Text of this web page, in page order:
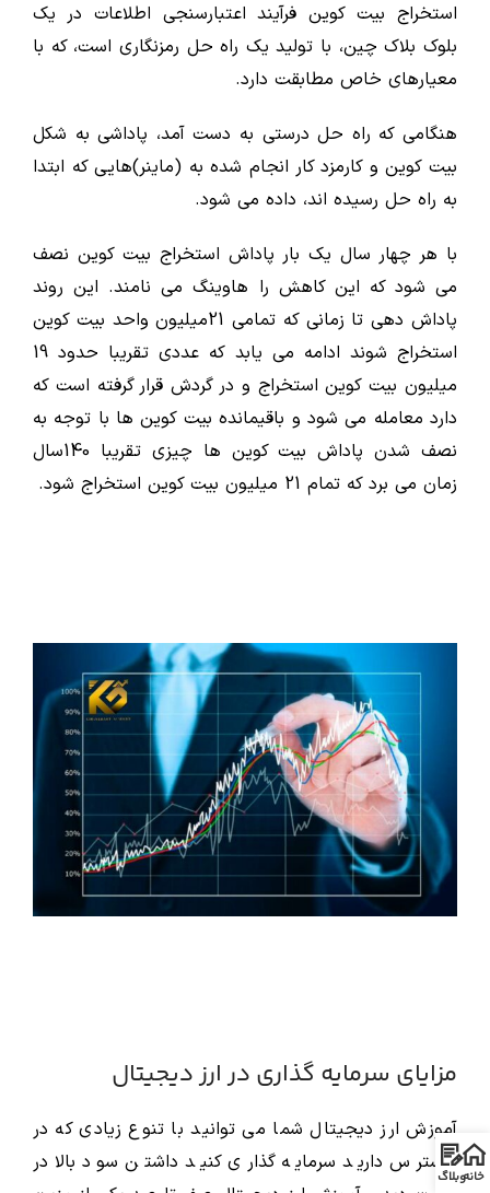
استخراج بیت کوین فرآیند اعتبارسنجی اطلاعات در یک
بلوک بلاک چین، با تولید یک راه حل رمزنگاری است، که با
معیارهای خاص مطابقت دارد.
هنگامی که راه حل درستی به دست آمد، پاداشی به شکل
بیت کوین و کارمزد کار انجام شده به (ماینر)هایی که ابتدا
به راه حل رسیده اند، داده می شود.
با هر چهار سال یک بار پاداش استخراج بیت کوین نصف
می شود که این کاهش را هاوینگ می نامند. این روند
پاداش دهی تا زمانی که تمامی 21میلیون واحد بیت کوین
استخراج شوند ادامه می یابد که عددی تقریبا حدود 19
میلیون بیت کوین استخراج و در گردش قرار گرفته است که
دارد معامله می شود و باقیمانده بیت کوین ها با توجه به
نصف شدن پاداش بیت کوین ها چیزی تقریبا 140سال
زمان می برد که تمام 21 میلیون بیت کوین استخراج شود.
مزایای سرمایه گذاری در ارز دیجیتال
آموزش ارز دیجیتال شما می توانید با تنوع زیادی که در
دسترس دارید سرمایه گذاری کنید داشتن سود بالا در
خانهوبلاگ